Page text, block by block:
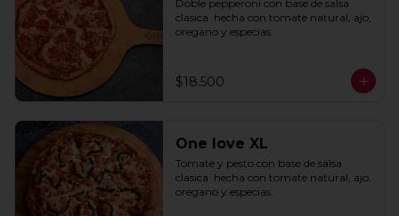
Doble pepperoni con base de salsa
clasica  hecha con tomate natural, ajo,
oregano y especias.
$18.500
One love XL
Tomate y pesto con base de salsa
clasica  hecha con tomate natural, ajo,
oregano y especias.